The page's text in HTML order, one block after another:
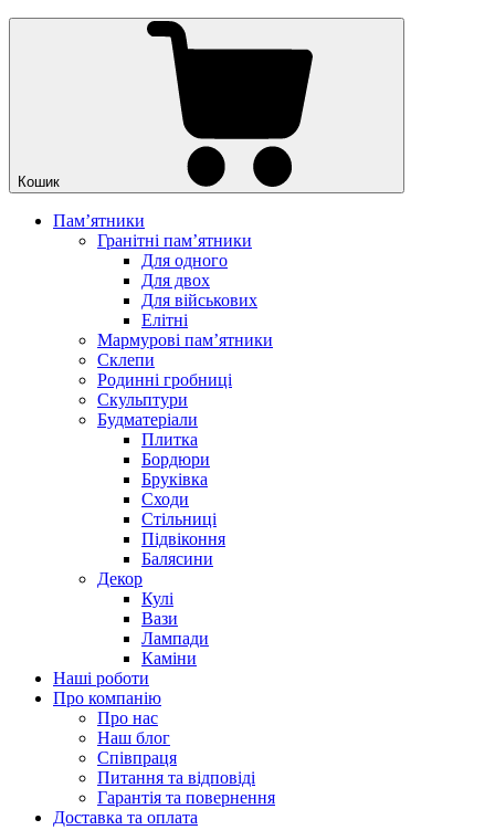
Кошик
Памʼятники
Гранітні пам’ятники
Для одного
Для двох
Для військових
Елітні
Мармурові пам’ятники
Склепи
Родинні гробниці
Скульптури
Будматеріали
Плитка
Бордюри
Бруківка
Сходи
Стільниці
Підвіконня
Балясини
Декор
Кулі
Вази
Лампади
Каміни
Наші роботи
Про компанію
Про нас
Наш блог
Співпраця
Питання та відповіді
Гарантія та повернення
Доставка та оплата